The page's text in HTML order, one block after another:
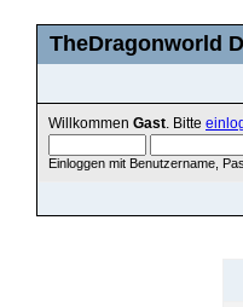
TheDragonworld
Willkommen Gast . Bitte
Einloggen mit Benutzername,